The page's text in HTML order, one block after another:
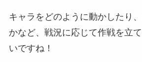
キャラをどのように動かしたり
かなど、 戦況に応じて作戦を立
いですね！